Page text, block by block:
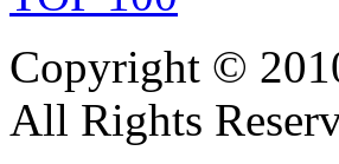
Copyright ©
All Rights